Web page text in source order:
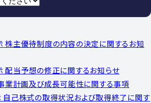
株主優待制度の内容の決定に関するお知
配当予想の修正に関するお知らせ
業計画及び成長可能性に関する事項
自己株式の取得状況および取得終了に関す